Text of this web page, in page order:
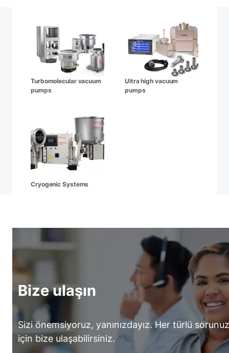
Turbomolecular vacuum
pumps
Ultra high vacuum
pumps
Cryogenic Systems
Bize ulaşın
Sizi önemsiyoruz, yanınızdayız. Her türlü
için bize ulaşabilirsiniz.